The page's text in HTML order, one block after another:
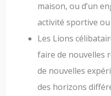
maison, ou d’un
activité sportive
Les Lions
faire de nouvelles
de nouvelles
des horizons